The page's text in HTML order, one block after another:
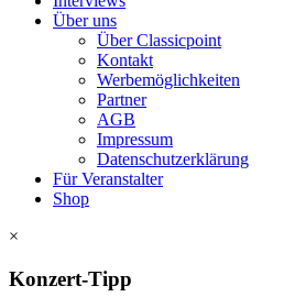
Über uns
Über Classicpoint
Kontakt
Werbemöglichkeiten
Partner
AGB
Impressum
Datenschutzerklärung
Für Veranstalter
Shop
×
Konzert-Tipp